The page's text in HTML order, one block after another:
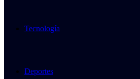
Tecnología
Deportes